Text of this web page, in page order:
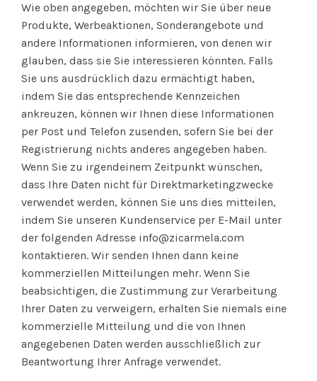
Wie oben angegeben, möchten wir Sie über neue
Produkte, Werbeaktionen, Sonderangebote und
andere Informationen informieren, von denen wir
glauben, dass sie Sie interessieren könnten. Falls
Sie uns ausdrücklich dazu ermächtigt haben,
indem Sie das entsprechende Kennzeichen
ankreuzen, können wir Ihnen diese Informationen
per Post und Telefon zusenden, sofern Sie bei der
Registrierung nichts anderes angegeben haben.
Wenn Sie zu irgendeinem Zeitpunkt wünschen,
dass Ihre Daten nicht für Direktmarketingzwecke
verwendet werden, können Sie uns dies mitteilen,
indem Sie unseren Kundenservice per E-Mail unter
der folgenden Adresse info@zicarmela.com
kontaktieren. Wir senden Ihnen dann keine
kommerziellen Mitteilungen mehr. Wenn Sie
beabsichtigen, die Zustimmung zur Verarbeitung
Ihrer Daten zu verweigern, erhalten Sie niemals eine
kommerzielle Mitteilung und die von Ihnen
angegebenen Daten werden ausschließlich zur
Beantwortung Ihrer Anfrage verwendet.